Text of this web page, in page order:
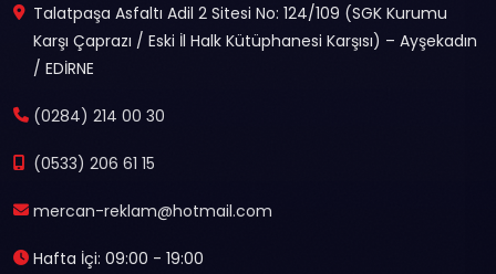
Talatpaşa Asfaltı Adil 2 Sitesi No: 124/109 (SGK Kurumu
Karşı Çaprazı / Eski İl Halk Kütüphanesi Karşısı) – Ayşekadın
/ EDİRNE
(0284) 214 00 30
(0533) 206 61 15
mercan-reklam@hotmail.com
Hafta İçi: 09:00 - 19:00